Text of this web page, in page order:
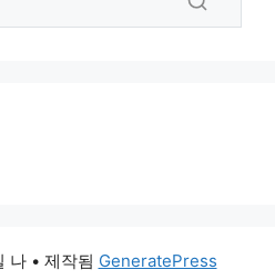
나• 제작됨 GeneratePress